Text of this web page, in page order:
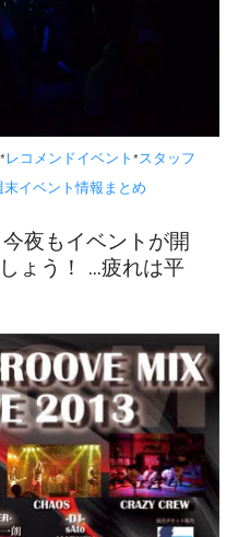
* レコメンドイベント *スタッフ
末イベント情報まとめ
夜もイベントが開
ょう！ ...疲れは平